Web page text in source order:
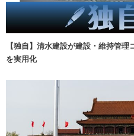
【独自】清水建設が建設・維持管
を実用化